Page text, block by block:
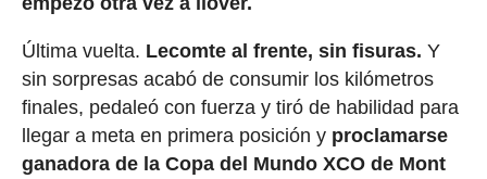
Última vuelta. Lecomte al frente, sin fisuras. Y
sin sorpresas acabó de consumir los kilómetros
finales, pedaleó con fuerza y tiró de habilidad para
llegar a meta en primera posición y proclamarse
ganadora de la Copa del Mundo XCO de Mont